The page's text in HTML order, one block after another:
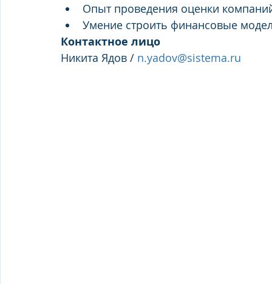
Опыт проведения оценки
Умение строить финансовые
Контактное лицо
Никита Ядов / n.yadov@sistema.ru